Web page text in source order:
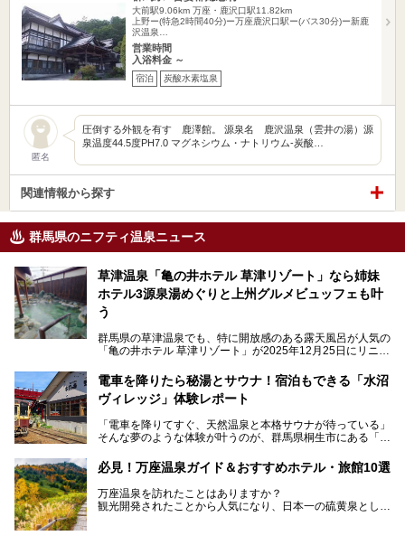
大前駅9.06km 万座・鹿沢口駅11.82km
上野ー(特急2時間40分)ー万座鹿沢口駅ー(バス30分)ー新鹿
沢温泉…
営業時間
入浴料金 ～
宿泊 炭酸水素塩泉
匿名
圧倒する外観を有す 鹿澤館。 源泉名 鹿沢温泉（雲井の湯）源
泉温度44.5度PH7.0 マグネシウム・ナトリウム-炭酸…
関連情報から探す
群馬県のニフティ温泉ニュース
草津温泉「亀の井ホテル 草津リゾート」なら姉妹
ホテル3源泉湯めぐりと上州グルメビュッフェも叶
う
群馬県の草津温泉でも、特に開放感のある露天風呂が人気の
「亀の井ホテル 草津リゾート」が2025年12月25日にリニュ
ロビーや客室が綺麗になって、上州グルメにこだわったビュ
ッフェも人気！アクセスはシャトルバスで楽々、さらに草津
温泉にある姉妹ホテルの「草津温泉 大東舘」「亀の井ホテ
今回はそんな「亀の井ホテル 草津リゾート」を徹底レポー
───
提供元：アイコニア・ホスピタリティ株式会社【PR】
この記事は亀の井ホテル 草津リゾートのPR記事です。
電車を降りたら秘湯とサウナ！宿泊もできる「水沼
ヴィレッジ」体験レポート
「電車を降りてすぐ、天然温泉と本格サウナが待っている」
そんな夢のような体験が叶うのが、群馬県桐生市にある「駅
日帰り温泉の「水沼の湯」と宿泊もできる「サウナの森」、
２つのエリアがあります。
今回は、その中でも特にユニークな駅直結の「水沼の湯」の
魅力に焦点を当て、温泉好き、サウナー、そして電車旅好き
必見！万座温泉ガイド＆おすすめホテル・旅館10選
万座温泉を訪れたことはありますか？
観光開発されたことから人気になり、日本一の硫黄泉として